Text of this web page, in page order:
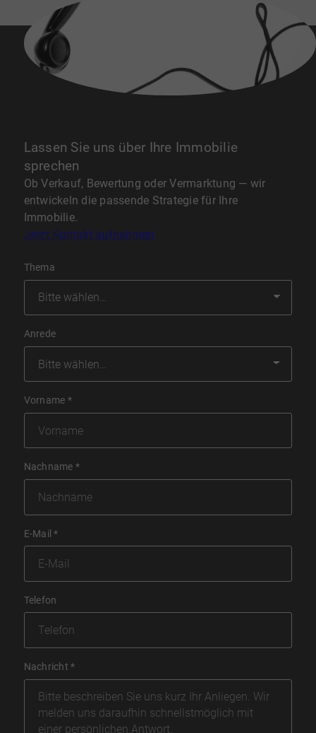
Lassen Sie uns über Ihre Immobilie
sprechen
Ob Verkauf, Bewertung oder Vermarktung — wir
entwickeln die passende Strategie für Ihre
Immobilie.
Jetzt Kontakt aufnehmen
Thema
Anrede
Vorname *
Nachname *
E-Mail*
Telefon
Nachricht*